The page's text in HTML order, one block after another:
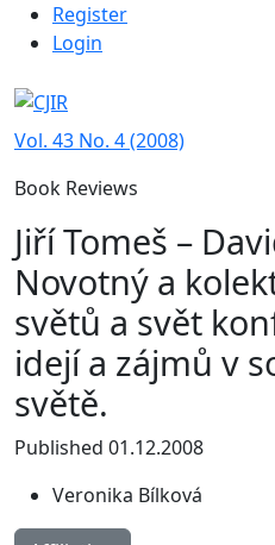
Skip to main navigation menu
Skip to main content
Skip to site footer
Admin menu
Register
Login
Vol. 43 No. 4 (2008)
Book Reviews
Jiří Tomeš –
Novotný a
světů a svět
idejí a zájmů v
světě.
Published 01.12.2008
Veronika Bílková